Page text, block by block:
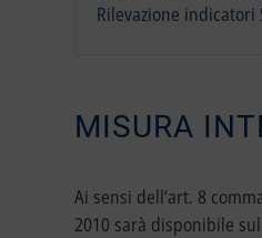
Rilevazione indicatori
MISURA
Ai sensi dell’art. 8
2010 sarà disponibile